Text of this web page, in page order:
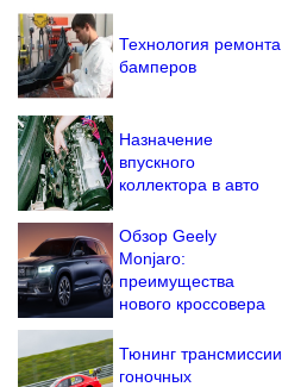
Напомнить пароль?
Технология ремонта
бамперов
Назначение
впускного
коллектора в авто
Обзор Geely
Monjaro:
преимущества
нового кроссовера
Тюнинг трансмиссии
гоночных